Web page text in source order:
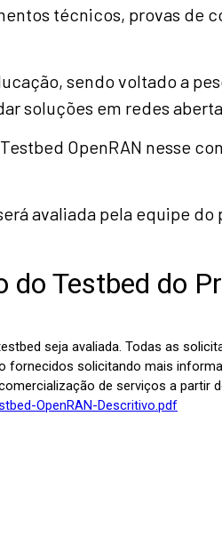
técnicos, provas de
sendo voltado a
soluções em redes
OpenRAN nesse
avaliada pela equipe do